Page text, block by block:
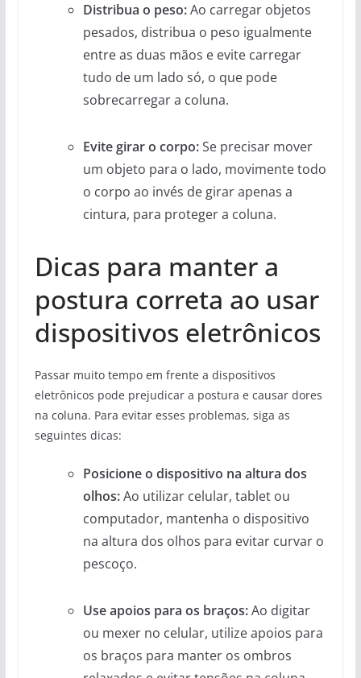
Distribua o peso:Ao carregar objetos
pesados, distribua o peso igualmente
entre as duas mãos e evite carregar
tudo de um lado só, o que pode
sobrecarregar a coluna.
Evite girar o corpo:Se precisar mover
um objeto para o lado, movimente todo
o corpo ao invés de girar apenas a
cintura, para proteger a coluna.
Dicas para manter a
postura correta ao usar
dispositivos eletrônicos
Passar muito tempo em frente a dispositivos
eletrônicos pode prejudicar a postura e causar dores
na coluna. Para evitar esses problemas, siga as
seguintes dicas:
Posicione o dispositivo na altura dos
olhos:Ao utilizar celular, tablet ou
computador, mantenha o dispositivo
na altura dos olhos para evitar curvar o
pescoço.
Use apoios para os braços:Ao digitar
ou mexer no celular, utilize apoios para
os braços para manter os ombros